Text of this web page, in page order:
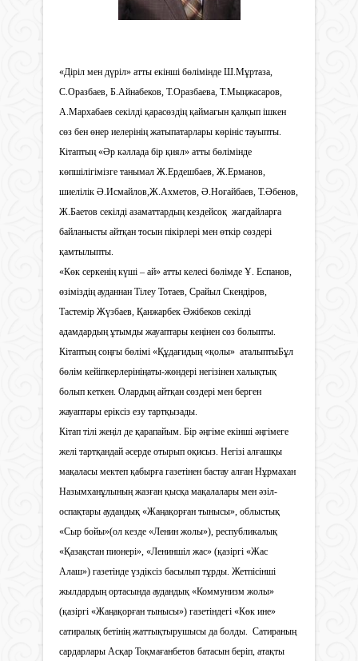
«Діріл мен дүріл» атты екінші бөлімінде Ш.Мұртаза,
С.Оразбаев, Б.Айнабеков, Т.Оразбаева, Т.Мыңжасаров,
А.Мархабаев секілді қарасөздің қаймағын қалқып ішкен
сөз бен өнер иелерінің жатыпатарлары көрініс тауыпты.
Кітаптың «Әр кәллада бір қиял» атты бөлімінде
көпшілігімізге танымал Ж.Ердешбаев, Ж.Ерманов,
шиелілік Ә.Исмайлов,Ж.Ахметов, Ә.Ноғайбаев, Т.Әбенов,
Ж.Баетов секілді азаматтардың кездейсоқ жағдайларға
байланысты айтқан тосын пікірлері мен өткір сөздері
қамтылыпты.
«Көк серкенің күші – ай» атты келесі бөлімде Ұ. Еспанов,
өзіміздің ауданнан Тілеу Тотаев, Срайыл Скендіров,
Тастемір Жүзбаев, Қанжарбек Әжібеков секілді
адамдардың ұтымды жауаптары кеңінен сөз болыпты.
Кітаптың соңғы бөлімі «Құдағидың «қолы» аталыптыБұл
бөлім кейіпкерлерініңаты-жөндері негізінен халықтық
болып кеткен. Олардың айтқан сөздері мен берген
жауаптары еріксіз езу тартқызады.
Кітап тілі жеңіл де қарапайым. Бір әңгіме екінші әңгімеге
желі тартқандай әсерде отырып оқисыз. Негізі алғашқы
мақаласы мектеп қабырға газетінен бастау алған Нұрмахан
Назымханұлының жазған қысқа мақалалары мен әзіл-
оспақтары аудандық «Жаңақорған тынысы», облыстық
«Сыр бойы»(ол кезде «Ленин жолы»), республикалық
«Қазақстан пионері», «Лениншіл жас» (қазіргі «Жас
Алаш») газетінде үздіксіз басылып тұрды. Жетпісінші
жылдардың ортасында аудандық «Коммунизм жолы»
(қазіргі «Жаңақорған тынысы») газетіндегі «Көк ине»
сатиралық бетінің жаттықтырушысы да болды. Сатираның
сардарлары Асқар Тоқмағанбетов батасын беріп, атақты